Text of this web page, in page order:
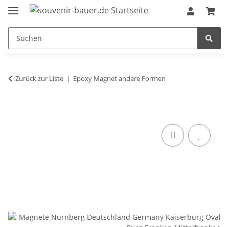
Zurück zur Liste Epoxy Magnet andere Formen